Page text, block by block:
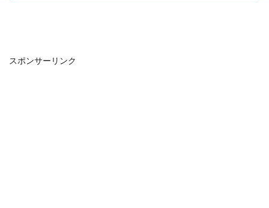
スポンサーリンク